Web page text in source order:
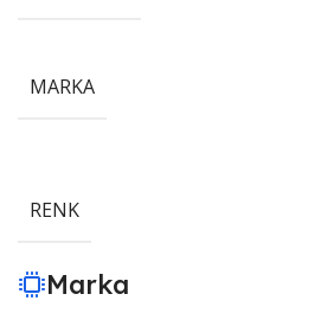
MARKA
RENK
Marka